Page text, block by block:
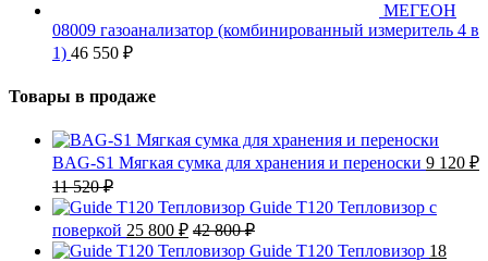
МЕГЕОН
08009 газоанализатор (комбинированный измеритель 4 в
1) 46 550 ₽
Товары в продаже
BAG-S1 Мягкая сумка для хранения и переноски 9 120 ₽
11 520₽
Guide T120 Тепловизор с
поверкой 25 800 ₽ 42 800₽
Guide T120 Тепловизор 18